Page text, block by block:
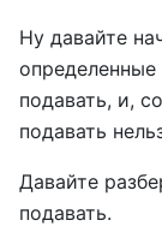
Ну давайте
подавать, и,
подавать
Давайте
подавать.